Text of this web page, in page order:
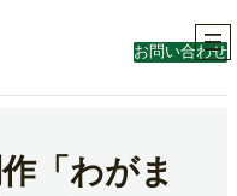
お問い合わせ
「わがま